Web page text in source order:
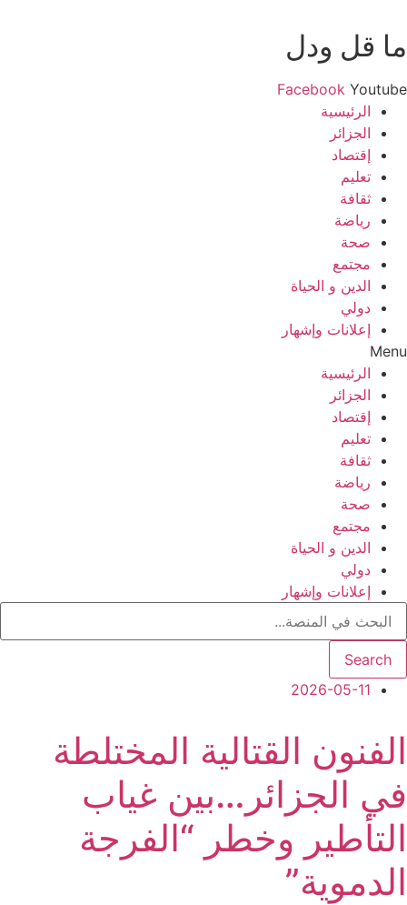
ما قل ودل
Facebook Youtube
الرئيسية
الجزائر
إقتصاد
تعليم
ثقافة
رياضة
صحة
مجتمع
الدين و الحياة
دولي
إعلانات وإشهار
Menu
الرئيسية
الجزائر
إقتصاد
تعليم
ثقافة
رياضة
صحة
مجتمع
الدين و الحياة
دولي
إعلانات وإشهار
Search
2026-05-11
الفنون القتالية المختلطة
في الجزائر…بين غياب
التأطير وخطر “الفرجة
الدموية”